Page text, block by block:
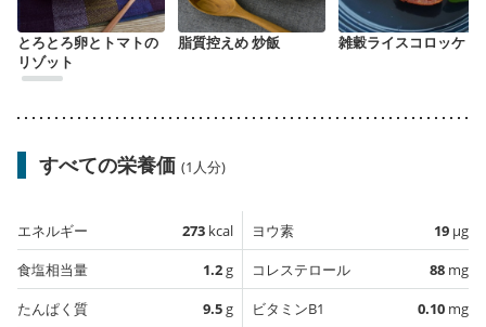
とろとろ卵とトマトの
リゾット
脂質控えめ 炒飯 雑穀ライスコロッケ
すべての栄養価 (1人分)
エネルギー 273 kcal
食塩相当量
1.2g
たんぱく質
9.5g
ヨウ素 19 µg
コレステロール
88 mg
ビタミンB1
0.10 mg